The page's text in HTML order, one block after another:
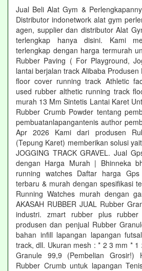
Jual Beli Alat Gym &
Distributor indonetwork alat gym
agen, supplier dan distributor Alat
terlengkap hanya disini. Kami
terlengkap dengan harga termurah
Rubber Paving ( For Playground,
lantai berjalan track Alibaba
floor cover running track Athletic
used rubber althetic running track
murah 13 Mm Sintetis Lantai Karet
Rubber Crumb Powder tentang
pembuatanlapangantenis author
Apr 2026 Kami dari produsen
(Tepung Karet) memberikan solusi
JOGGING TRACK GRAVEL. Jual
dengan Harga Murah | Bhinneka
running watches Daftar harga
terbaru & murah dengan spesifikasi
Running Watches murah dengan
AKASAH RUBBER JUAL Rubber
industri. zmart rubber plus
produsen dan penjual Rubber
bahan infill lapangan lapangan
track, dll. Ukuran mesh : * 2 3 mm *
Granule 99,9 (Pembelian Grosir!)
Rubber Crumb untuk lapangan